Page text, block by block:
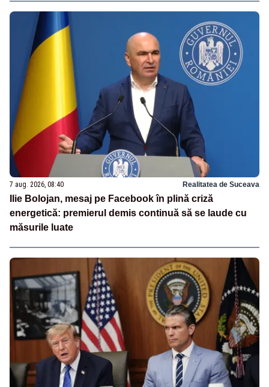
7 aug. 2026, 08:40 Realitatea de Suceava
Ilie Bolojan, mesaj pe Facebook în plină criză
energetică: premierul demis continuă să se laude cu
măsurile luate